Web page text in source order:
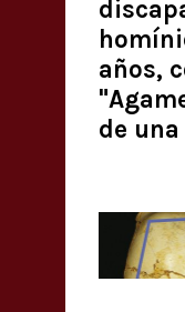
años,
de